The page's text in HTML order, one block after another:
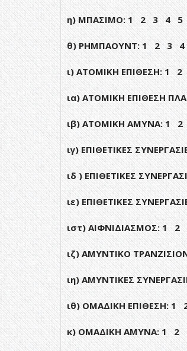
η) ΜΠΑΣΙΜΟ: 1 2 3 4
θ) ΡΗΜΠΑΟΥΝΤ: 1 2 3
ι) ΑΤΟΜΙΚΗ ΕΠΙΘΕΣΗ:
ια) ΑΤΟΜΙΚΗ ΕΠΙΘΕΣΗ
ιβ) ΑΤΟΜΙΚΗ ΑΜΥΝΑ:
ιγ) ΕΠΙΘΕΤΙΚΕΣ
ιδ ) ΕΠΙΘΕΤΙΚΕΣ
ιε) ΕΠΙΘΕΤΙΚΕΣ
ιστ) ΑΙΦΝΙΔΙΑΣΜΟΣ:
ιζ) ΑΜΥΝΤΙΚΟ
ιη) ΑΜΥΝΤΙΚΕΣ
ιθ) ΟΜΑΔΙΚΗ
κ) ΟΜΑΔΙΚΗ ΑΜΥΝΑ: